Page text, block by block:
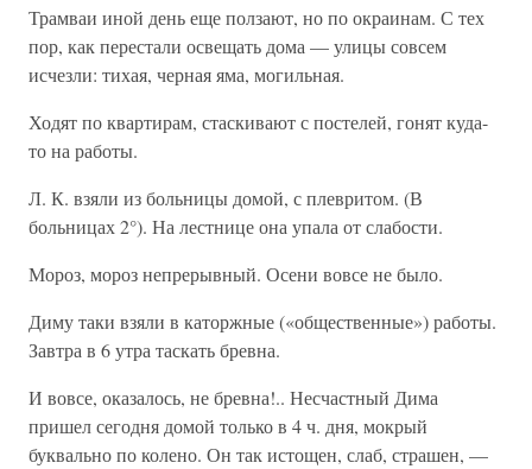
Трамваи иной день еще ползают, но по окраинам. С тех
пор, как перестали освещать дома — улицы совсем
исчезли: тихая, черная яма, могильная.
Ходят по квартирам, стаскивают с постелей, гонят куда-
то на работы.
Л. К. взяли из больницы домой, с плевритом. (В
больницах 2°). На лестнице она упала от слабости.
Мороз, мороз непрерывный. Осени вовсе не было.
Диму таки взяли в каторжные («общественные») работы.
Завтра в 6 утра таскать бревна.
И вовсе, оказалось, не бревна!.. Несчастный Дима
пришел сегодня домой только в 4 ч. дня, мокрый
буквально по колено. Он так истощен, слаб, страшен, —